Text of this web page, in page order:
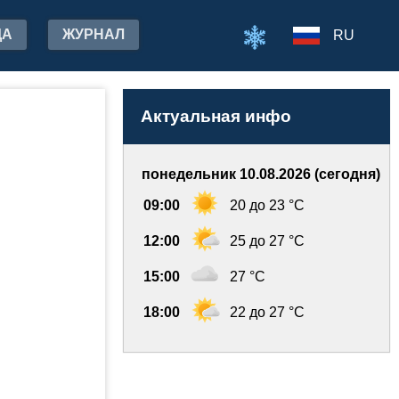
ЖУРНАЛ RU
Актуальная инфо
понедельник 10.08.2026 (сегодня)
09:00 20 до 23 °C
12:00 25 до 27 °C
15:00 27 °C
18:00 22 до 27 °C